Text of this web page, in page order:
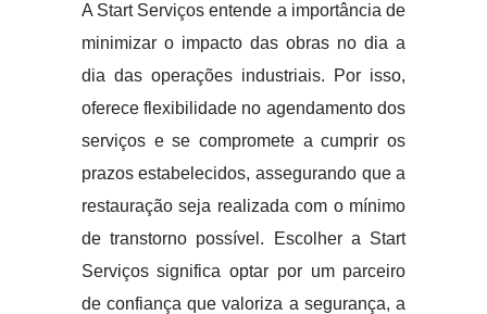
A Start Serviços entende a importância de
minimizar o impacto das obras no dia a
dia das operações industriais. Por isso,
oferece flexibilidade no agendamento dos
serviços e se compromete a cumprir os
prazos estabelecidos, assegurando que a
restauração seja realizada com o mínimo
de transtorno possível. Escolher a Start
Serviços significa optar por um parceiro
de confiança que valoriza a segurança, a